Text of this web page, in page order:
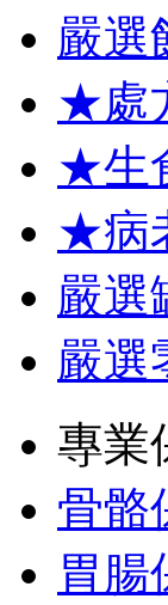
嚴選
★處
★生
★病
嚴選
嚴選
專業
骨骼
胃腸